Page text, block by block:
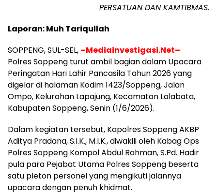
PERSATUAN DAN KAMTIBMAS.
Laporan: Muh Tariqullah
SOPPENG, SUL-SEL, –Mediainvestigasi.Net–
Polres Soppeng turut ambil bagian dalam Upacara
Peringatan Hari Lahir Pancasila Tahun 2026 yang
digelar di halaman Kodim 1423/Soppeng, Jalan
Ompo, Kelurahan Lapajung, Kecamatan Lalabata,
Kabupaten Soppeng, Senin (1/6/2026).
Dalam kegiatan tersebut, Kapolres Soppeng AKBP
Aditya Pradana, S.I.K., M.I.K., diwakili oleh Kabag Ops
Polres Soppeng Kompol Abdul Rahman, S.Pd. Hadir
pula para Pejabat Utama Polres Soppeng beserta
satu pleton personel yang mengikuti jalannya
upacara dengan penuh khidmat.